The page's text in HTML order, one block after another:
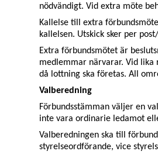
nödvändigt. Vid extra möte
Kallelse till extra
kallelsen. Utskick sker per
Extra förbundsmötet är
medlemmar närvarar. Vid
då lottning ska företas. All
Valberedning
Förbundsstämman väljer en
inte vara ordinarie ledamot
Valberedningen ska till
styrelseordförande, vice